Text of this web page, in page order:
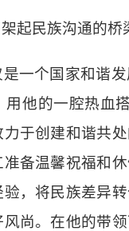
起民族沟通的桥
是一个国家和谐
用他的一腔热血
于创建和谐共
备温馨祝福和
，将民族差异
尚。在他的带